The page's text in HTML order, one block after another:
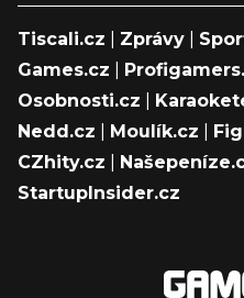
Tiscali.cz Zprávy
Games.cz
Osobnosti.cz
Nedd.cz
Moulík.cz
CZhity.cz
StartupInsider.cz